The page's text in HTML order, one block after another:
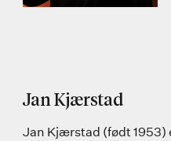
Jan Kjærstad
Jan Kjærstad (født 1953)